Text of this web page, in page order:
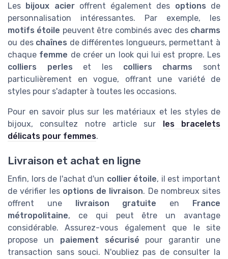
Les bijoux acieroffrent également des options de
personnalisation intéressantes. Par exemple, les
motifs étoile peuvent être combinés avec des charms
ou des chaînes de différentes longueurs, permettant à
chaque femme de créer un look qui lui est propre. Les
colliers perles et les colliers charms sont
particulièrement en vogue, offrant une variété de
styles pour s'adapter à toutes les occasions.
Pour en savoir plus sur les matériaux et les styles de
bijoux, consultez notre article sur les bracelets
délicats pour femmes.
Livraison et achat en ligne
Enfin, lors de l'achat d'un collier étoile, il est important
de vérifier les options de livraison. De nombreux sites
offrent une
livraison gratuite en
France
métropolitaine, ce qui peut être un avantage
considérable. Assurez-vous également que le site
propose un paiement sécurisé pour garantir une
transaction sans souci. N'oubliez pas de consulter la